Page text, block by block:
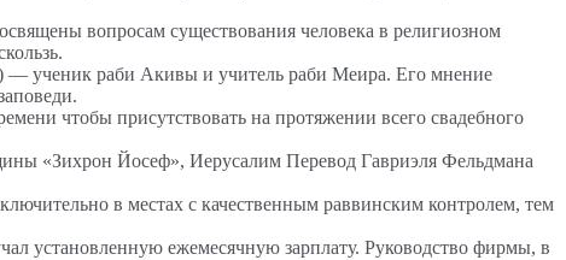
вопросам существования человека в религиозном
ученик раби Акивы и учитель раби Меира. Его мнение
чтобы присутствовать на протяжении всего свадебного
«Зихрон Йосеф», Иерусалим Перевод Гавриэля Фельдмана
в местах с качественным раввинским контролем, тем
установленную ежемесячную зарплату. Руководство фирмы, в